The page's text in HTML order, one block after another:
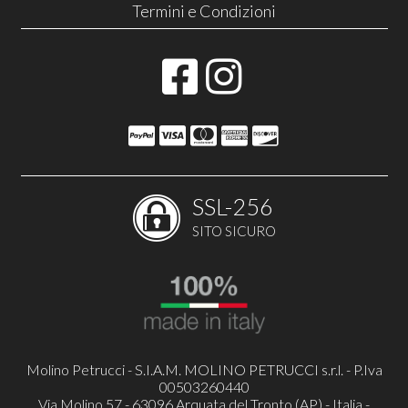
Termini e Condizioni
SSL-256
SITO SICURO
Molino Petrucci - S.I.A.M. MOLINO PETRUCCI s.r.l. - P.Iva
00503260440
Via Molino 57 - 63096 Arquata del Tronto (AP) - Italia -